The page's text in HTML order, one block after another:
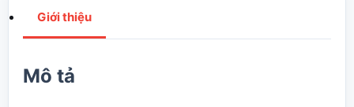
Giới thiệu
Mô tả